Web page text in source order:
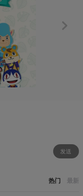
发送
热门 最新